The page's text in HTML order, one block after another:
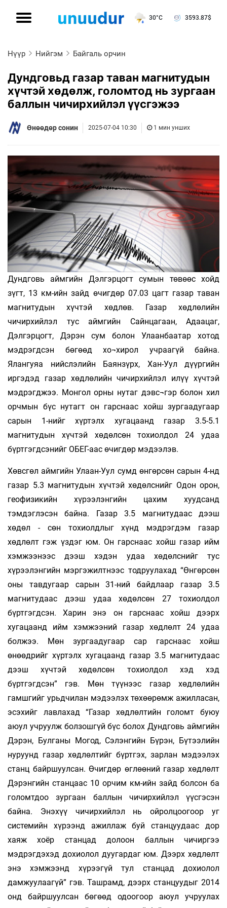
30°C 3593.87$
Нүүр Нийгэм Байгаль орчин
Дундговьд газар таван магнитудын
хүчтэй хөдөлж, голомтод нь зургаан
баллын чичирхийлэл үүсгэжээ
Өнөөдөр сонин 2025-07-04 10:30 1 мин унших
Дундговь аймгийн Дэлгэрцогт сумын төвөөс хойд
зүгт, 13 км-ийн зайд өчигдөр 07.03 цагт газар таван
магнитудын хүчтэй хөдлөв. Газар хөдлөлийн
чичирхийлэл тус аймгийн Сайнцагаан, Адаацаг,
Дэлгэрцогт, Дэрэн сум болон Улаанбаатар хотод
мэдрэгдсэн бөгөөд хо¬хирол учраагүй байна.
Ялангуяа нийслэлийн Баянзүрх, Хан-Уул дүүргийн
иргэдэд газар хөдлөлийн чичирхийлэл илүү хүчтэй
мэдрэгджээ. Монгол орны нутаг дэвс¬гэр болон хил
орчмын бүс нутагт он гарснаас хойш зургаадугаар
сарын 1-нийг хүртэлх хугацаанд газар 3.5-5.1
магнитудын хүчтэй хөдөлсөн тохиолдол 24 удаа
бүртгэгдсэнийг ОБЕГ-аас өчигдөр мэдээлэв.
Хөвсгөл аймгийн Улаан-Уул сумд өнгөрсөн сарын 4-нд
газар 5.3 магнитудын хүчтэй хөдөлснийг Одон орон,
геофизикийн хүрээлэнгийн цахим хуудсанд
тэмдэглэсэн байна. Газар 3.5 магнитудаас дээш
хөдөл - сөн тохиолдлыг хүнд мэдрэгдэм газар
хөдлөлт гэж үздэг юм. Он гарснаас хойш газар ийм
хэмжээнээс дээш хэдэн удаа хөдөлснийг тус
хүрээлэнгийн мэргэжилтнээс тодруулахад “Өнгөрсөн
оны тавдугаар сарын 31-ний байдлаар газар 3.5
магнитудаас дээш удаа хөдөлсөн 27 тохиолдол
бүртгэгдсэн. Харин энэ он гарснаас хойш дээрх
хугацаанд ийм хэмжээний газар хөдлөлт 24 удаа
болжээ. Мөн зургаадугаар сар гарснаас хойш
өнөөдрийг хүртэлх хугацаанд газар 3.5 магнитудаас
дээш хүчтэй хөдөлсөн тохиолдол хэд хэд
бүртгэгдсэн” гэв. Мөн түүнээс газар хөдлөлийн
гамшгийг урьдчилан мэдээлэх төхөөрөмж ажилласан,
эсэхийг лавлахад “Газар хөдлөлтийн голомт буюу
аюул учруулж болзошгүй бүс болох Дундговь аймгийн
Дэрэн, Булганы Могод, Сэлэнгийн Бүрэн, Бүтээлийн
нуруунд газар хөдлөлтийг бүртгэх, зарлан мэдээлэх
станц байршуулсан. Өчигдөр өглөөний газар хөдлөлт
Дэрэнгийн станцаас 10 орчим км-ийн зайд болсон ба
голомтдоо зургаан баллын чичирхийлэл үүсгэсэн
байна. Энэхүү чичирхийлэл нь ойролцоогоор уг
системийн хүрээнд ажиллаж буй станцуудаас дор
хаяж хоёр станцад долоон баллын чичиргээ
мэдрэгдэхэд дохиолол дуугардаг юм. Дээрх хөдлөлт
энэ хэмжээнд хүрээгүй тул станцад дохиолол
дамжуулаагүй” гэв. Ташрамд, дээрх станцуудыг 2014
онд байршуулсан бөгөөд одоогоор аюул учруулах